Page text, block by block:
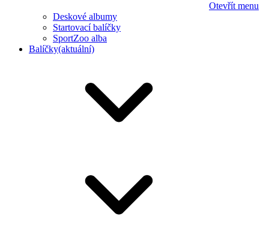
Otevřít menu
Deskové albumy
Startovací balíčky
SportZoo alba
Balíčky(aktuální)